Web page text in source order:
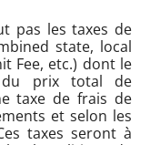
pas les taxes de
state, local
Fee, etc.) dont le
prix total de
taxe de frais de
et selon les
taxes seront à